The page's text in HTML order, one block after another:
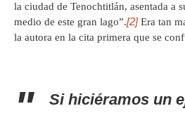
la ciudad de Tenochtitlán, asentada a
medio de este gran lago”.[2]Era tan
la autora en la cita primera que se
Si hiciéramos un